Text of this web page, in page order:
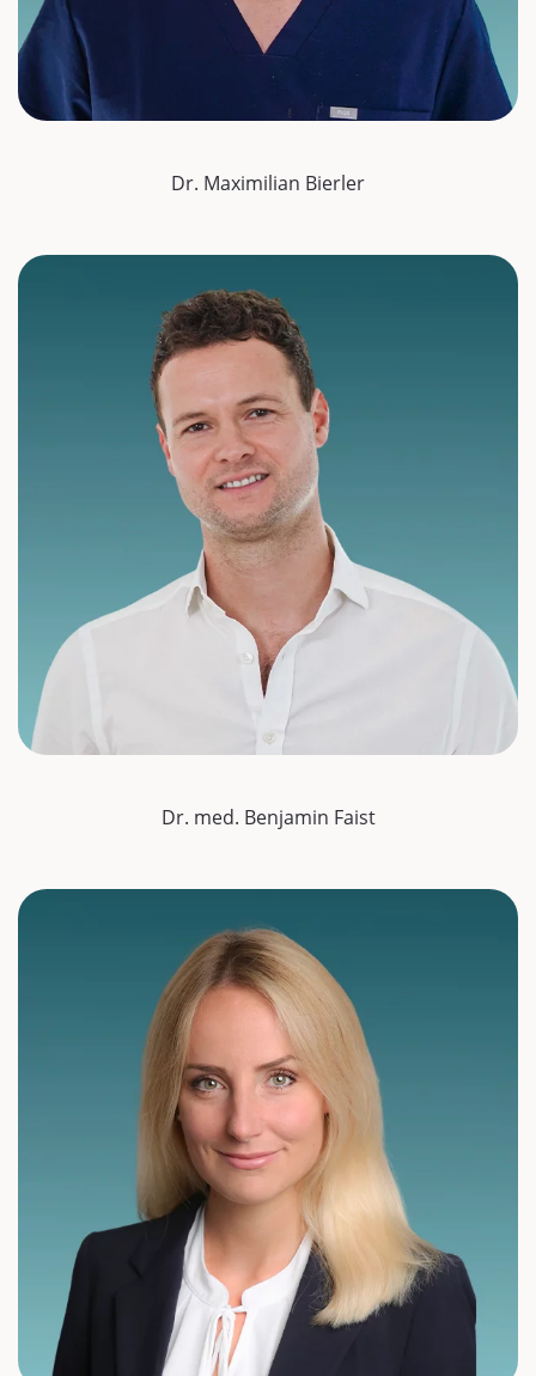
Dr. Maximilian Bierler
Dr. med. Benjamin Faist